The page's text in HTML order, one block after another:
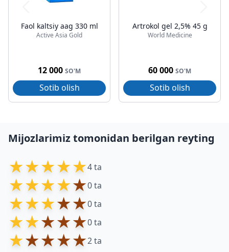
Faol kaltsiy aag 330 ml
Active Asia Gold
12 000 SO'M
Sotib olish
Artrokol gel 2,5% 45 g
World Medicine
60 000 SO'M
Sotib olish
Mijozlarimiz tomonidan berilgan reyting
★★★★★4 ta
★★★★★0 ta
★★★★★0 ta
★★★★★0 ta
★★★★★2 ta